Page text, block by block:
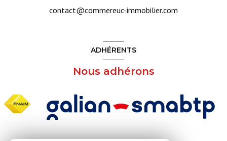
contact@commereuc-immobilier.com
ADHÉRENTS
Nous adhérons